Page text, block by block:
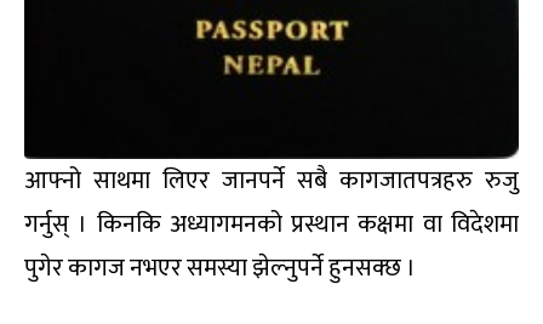
आफ्नो साथमा लिएर जानपर्ने सबै कागजातपत्रहरु रुजु
गर्नुस् । किनकि अध्यागमनको प्रस्थान कक्षमा वा विदेशमा
पुगेर कागज नभएर समस्या झेल्नुपर्ने हुनसक्छ ।